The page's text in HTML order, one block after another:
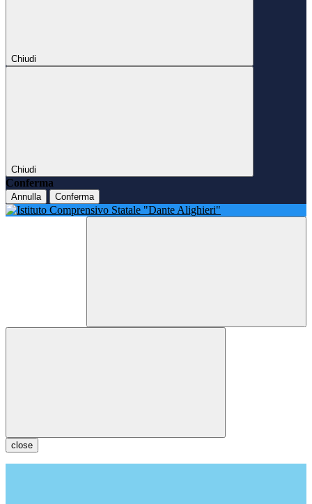
Chiudi
Chiudi
Conferma
Annulla Conferma
close